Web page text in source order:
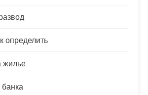
определить
жилье